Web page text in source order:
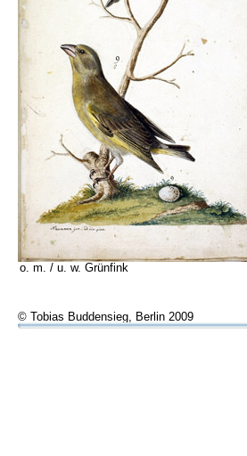
o. m. / u. w. Grünfink
© Tobias Buddensieg, Berlin 2009